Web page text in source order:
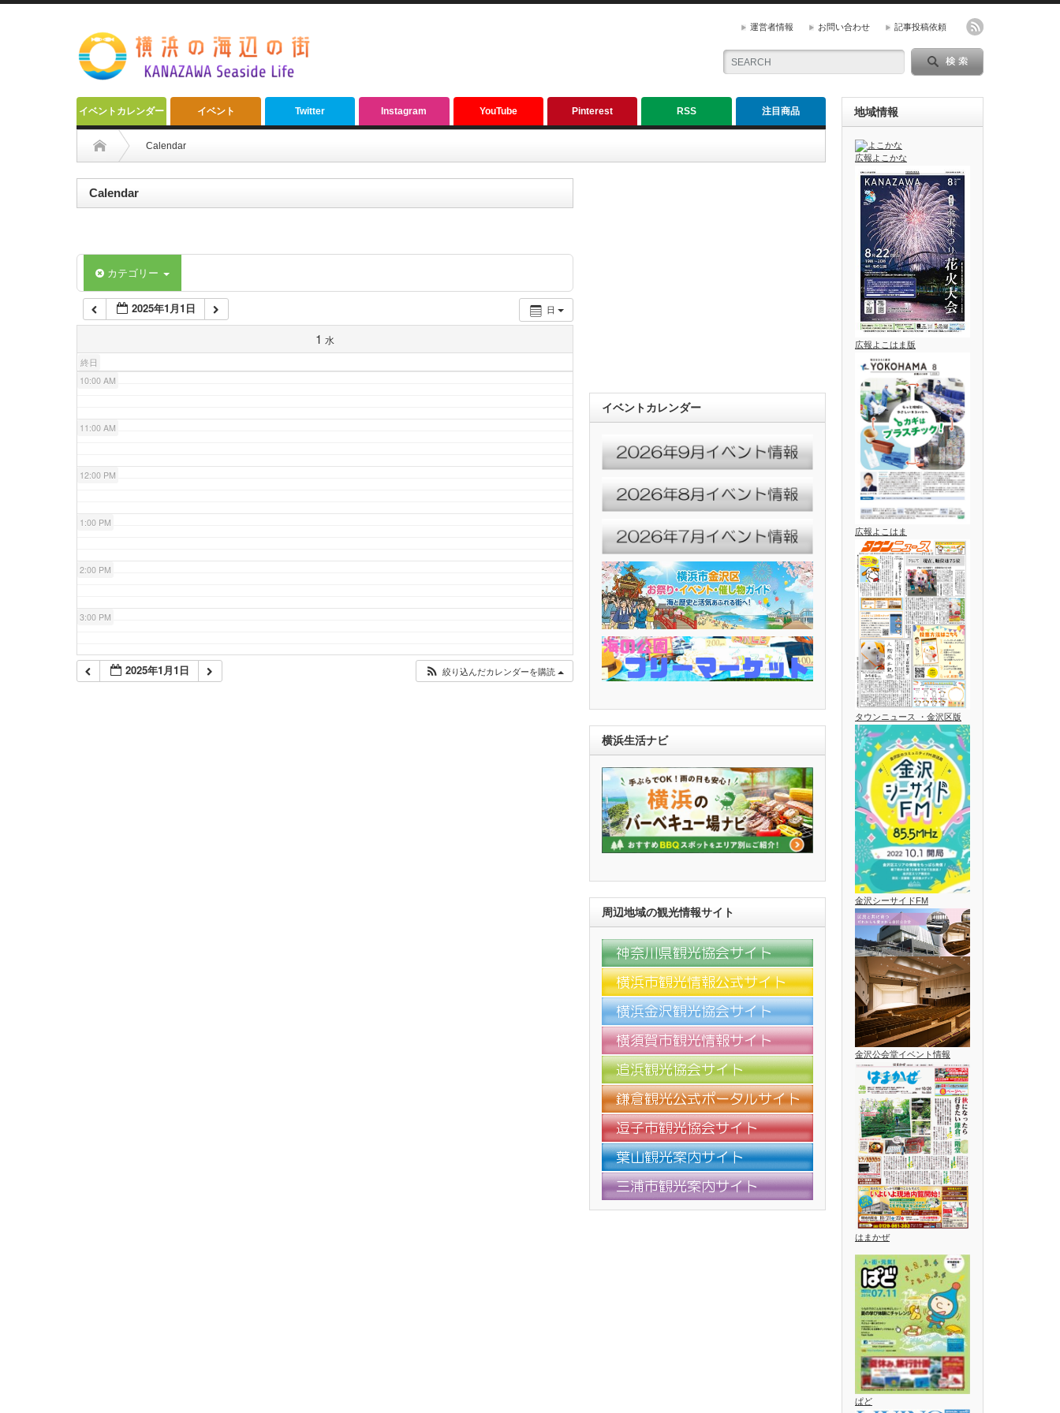
運営者情報 お問い合わせ 記事投稿依頼
イベントカレンダー イベント Twitter Instagram YouTube Pinterest RSS 注目商品
Calendar
Calendar
カテゴリー
日
2025年1月1日
1 水
終日
3:00 AM
4:00 AM
5:00 AM
6:00 AM
10:00 AM
11:00 AM
12:00 PM
1:00 PM
2:00 PM
3:00 PM
4:00 PM 2025年1月1日 絞り込んだカレンダーを購読
イベントカレンダー
横浜生活ナビ
周辺地域の観光情報サイト
地域情報
広報よこかな
広報よこはま版
広報よこはま
タウンニュース ・金沢区版
金沢シーサイドFM
金沢公会堂イベント情報
はまかぜ
ぱど